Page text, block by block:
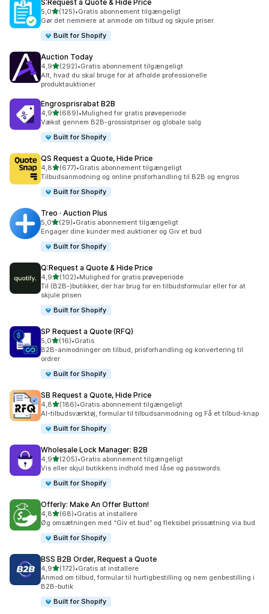
S:Request a Quote & Hide Price
5,0ud af 5 stjerner
(125)
125 anmeldelser i alt
•Gratis abonnement tilgængeligt
Gør det nemmere at anmode om tilbud og skjule priser.
Built for Shopify
Auction Today
4,9ud af 5 stjerner
(292)
292 anmeldelser i alt
•Gratis abonnement tilgængeligt
Alt, hvad du skal bruge for at afholde professionelle
produktauktioner
Engrosprisrabat B2B
4,9ud af 5 stjerner
(689)
689 anmeldelser i alt
•Mulighed for gratis prøveperiode
Vækst gennem B2B-grossistpriser og globale salg
Built for Shopify
QS Request a Quote, Hide Price
4,8ud af 5 stjerner
(677)
677 anmeldelser i alt
•Gratis abonnement tilgængeligt
Tilbudsanmodning og online prisforhandling til B2B og engros
Built for Shopify
Treo · Auction Plus
5,0ud af 5 stjerner
(29)
29 anmeldelser i alt
•Gratis abonnement tilgængeligt
Engager dine kunder med auktioner og Giv et bud
Built for Shopify
Q:Request a Quote & Hide Price
4,9ud af 5 stjerner
(102)
102 anmeldelser i alt
•Mulighed for gratis prøveperiode
Til (B2B-)butikker, der har brug for en tilbudsformular eller for at
skjule prisen
Built for Shopify
SP Request a Quote (RFQ)
5,0ud af 5 stjerner
(16)
16 anmeldelser i alt
•Gratis
B2B-anmodninger om tilbud, prisforhandling og konvertering til
ordrer
Built for Shopify
SB Request a Quote, Hide Price
4,8ud af 5 stjerner
(186)
186 anmeldelser i alt
•Gratis abonnement tilgængeligt
AI-tilbudsværktøj, formular til tilbudsanmodning og Få et tilbud-knap
Built for Shopify
Wholesale Lock Manager: B2B
4,9ud af 5 stjerner
(205)
205 anmeldelser i alt
•Gratis abonnement tilgængeligt
Vis eller skjul butikkens indhold med låse og passwords.
Built for Shopify
Offerly: Make An Offer Button!
4,8ud af 5 stjerner
(68)
68 anmeldelser i alt
•Gratis at installere
Øg omsætningen med “Giv et bud” og fleksibel prissætning via bud
Built for Shopify
BSS B2B Order, Request a Quote
4,9ud af 5 stjerner
(172)
172 anmeldelser i alt
•Gratis at installere
Anmod om tilbud, formular til hurtigbestilling og nem genbestilling i
B2B-butik
Built for Shopify